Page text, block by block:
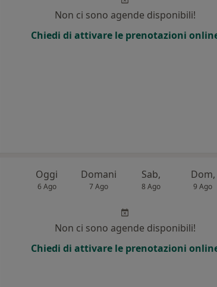
Non ci sono agende disponibili!
Chiedi di attivare le prenotazioni
Oggi
6 Ago
Domani
7 Ago
Sab,
8 Ago
Dom,
9 Ago
Non ci sono agende disponibili!
Chiedi di attivare le prenotazioni